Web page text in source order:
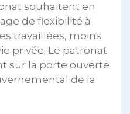
souhaitent en
de flexibilité à
travaillées, moins
privée. Le patronat
sur la porte ouverte
de la